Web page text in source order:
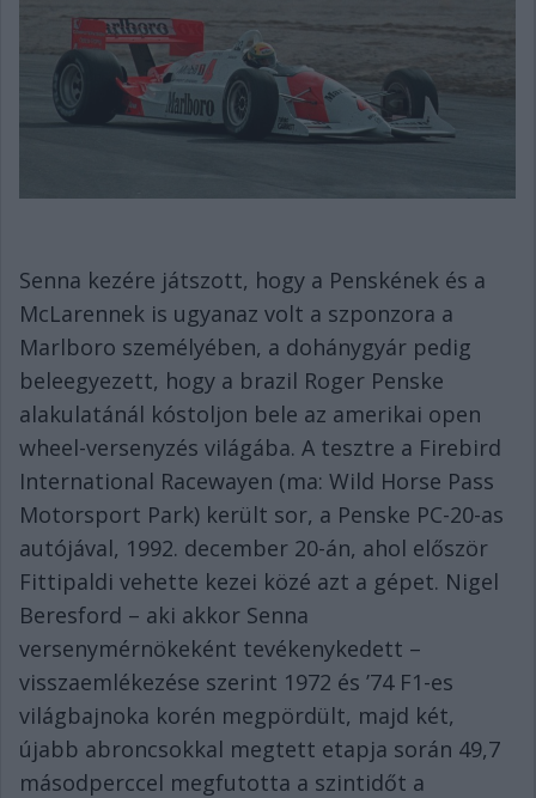
Senna kezére játszott, hogy a Penskének és a
McLarennek is ugyanaz volt a szponzora a
Marlboro személyében, a dohánygyár pedig
beleegyezett, hogy a brazil Roger Penske
alakulatánál kóstoljon bele az amerikai open
wheel-versenyzés világába. A tesztre a Firebird
International Racewayen (ma: Wild Horse Pass
Motorsport Park) került sor, a Penske PC-20-as
autójával, 1992. december 20-án, ahol először
Fittipaldi vehette kezei közé azt a gépet. Nigel
Beresford – aki akkor Senna
versenymérnökeként tevékenykedett –
visszaemlékezése szerint 1972 és ’74 F1-es
világbajnoka korén megpördült, majd két,
újabb abroncsokkal megtett etapja során 49,7
másodperccel megfutotta a szintidőt a